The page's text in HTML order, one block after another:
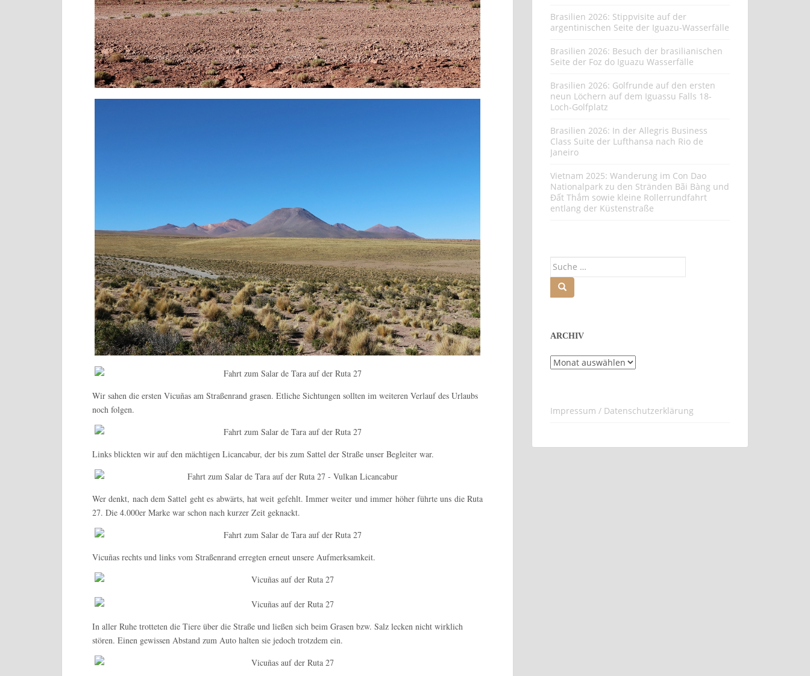
Wir sahen die ersten Vicuñas am Straßenrand grasen. Etliche Sichtungen sollten im weiteren Verlauf des Urlaubs
noch folgen.
Links blickten wir auf den mächtigen Licancabur, der bis zum Sattel der Straße unser Begleiter war.
Wer denkt, nach dem Sattel geht es abwärts, hat weit gefehlt. Immer weiter und immer höher führte uns die Ruta
27. Die 4.000er Marke war schon nach kurzer Zeit geknackt.
Vicuñas rechts und links vom Straßenrand erregten erneut unsere Aufmerksamkeit.
In aller Ruhe trotteten die Tiere über die Straße und ließen sich beim Grasen bzw. Salz lecken nicht wirklich
stören. Einen gewissen Abstand zum Auto halten sie jedoch trotzdem ein.
Brasilien 2026: Stippvisite auf der
argentinischen Seite der Iguazu-Wasserfälle
Brasilien 2026: Besuch der brasilianischen
Seite der Foz do Iguazu Wasserfälle
Brasilien 2026: Golfrunde auf den ersten
neun Löchern auf dem Iguassu Falls 18-
Loch-Golfplatz
Brasilien 2026: In der Allegris Business
Class Suite der Lufthansa nach Rio de
Janeiro
Vietnam 2025: Wanderung im Con Dao
Nationalpark zu den Stränden Bãi Bàng und
Đất Thắm sowie kleine Rollerrundfahrt
entlang der Küstenstraße
ARCHIV
Archiv
Impressum / Datenschutzerklärung